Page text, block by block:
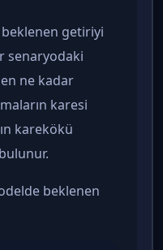
beklenen getiriyi
senaryodaki
ne kadar
karesi
karekökü
beklenen